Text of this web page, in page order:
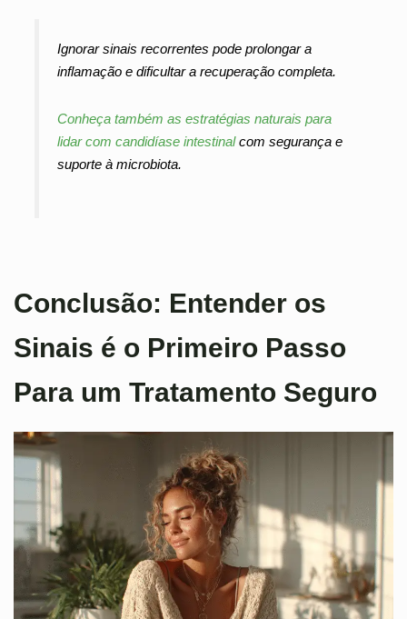
Ignorar sinais recorrentes pode prolongar a
inflamação e dificultar a recuperação completa.
Conheça também as estratégias naturais para
lidar com candidíase intestinalcom segurança e
suporte à microbiota.
Conclusão: Entender os
Sinais é o Primeiro Passo
Para um Tratamento Seguro